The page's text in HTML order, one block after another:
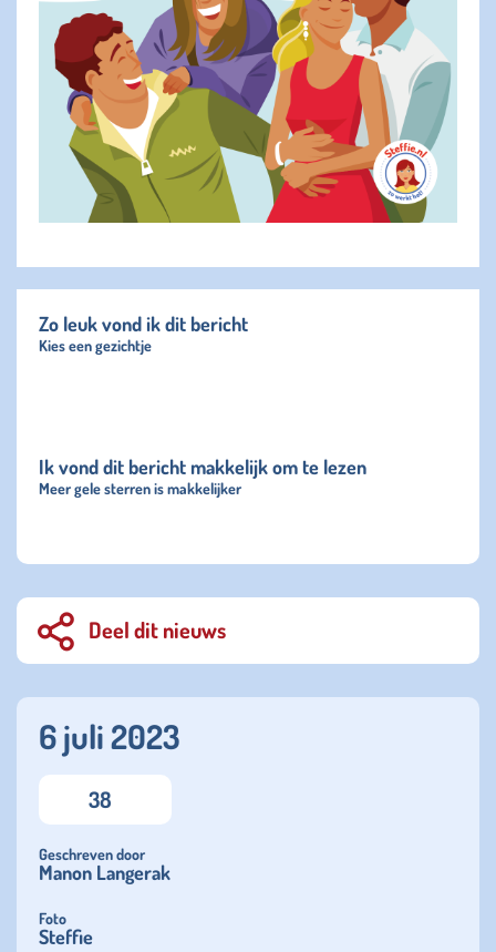
Zo leuk vond ik dit bericht
Kies een gezichtje
Ik vond dit bericht makkelijk om te lezen
Meer gele sterren is makkelijker
Deel dit nieuws
6 juli 2023
38
Geschreven door
Manon Langerak
Foto
Steffie